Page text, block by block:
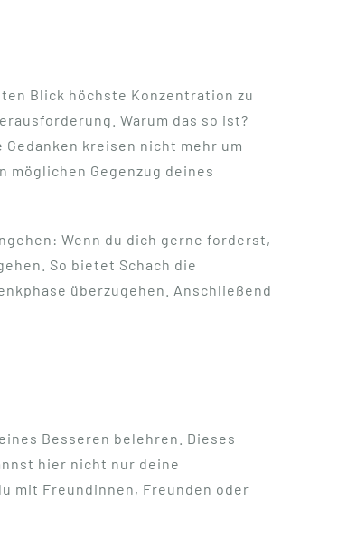
Blick höchste Konzentration zu
Warum das so ist?
kreisen nicht mehr um
möglichen Gegenzug deines
Wenn du dich gerne forderst,
So bietet Schach die
überzugehen. Anschließend
Besseren belehren. Dieses
hier nicht nur deine
mit Freundinnen, Freunden oder